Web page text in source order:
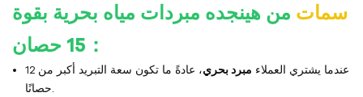
سمات من هينجده مبردات مياه بحرية بقوة
15 حصان ：
عندما يشتري العملاء مبرد بحري
، عادةً ما تكون سعة التبريد أكبر من 12
حصانًا.